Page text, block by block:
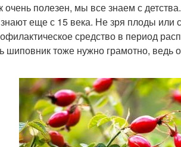
полезен, мы все знаем с
знают еще с 15 века. Не зря плоды
средство в период
шиповник тоже нужно грамотно, ведь